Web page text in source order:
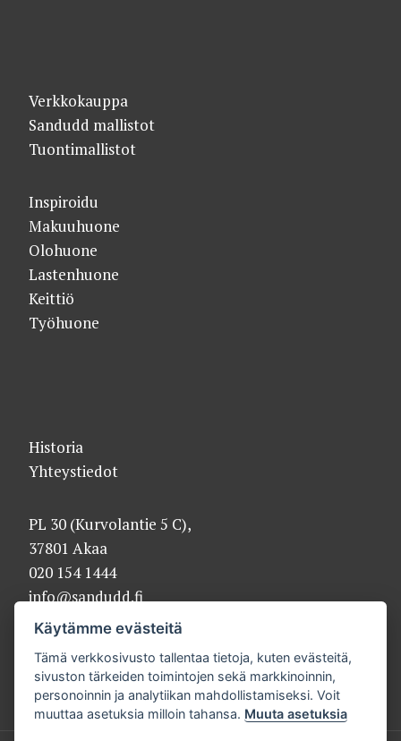
Verkkokauppa
Sandudd mallistot
Tuontimallistot
Inspiroidu
Makuuhuone
Olohuone
Lastenhuone
Keittiö
Työhuone
Historia
Yhteystiedot
PL 30 (Kurvolantie 5 C),
37801 Akaa
020 154 1444
info@sandudd.fi
Käytämme evästeitä
Tämä verkkosivusto tallentaa tietoja, kuten evästeitä,
sivuston tärkeiden toimintojen sekä markkinoinnin,
personoinnin ja analytiikan mahdollistamiseksi. Voit
muuttaa asetuksia milloin tahansa. Muuta asetuksia